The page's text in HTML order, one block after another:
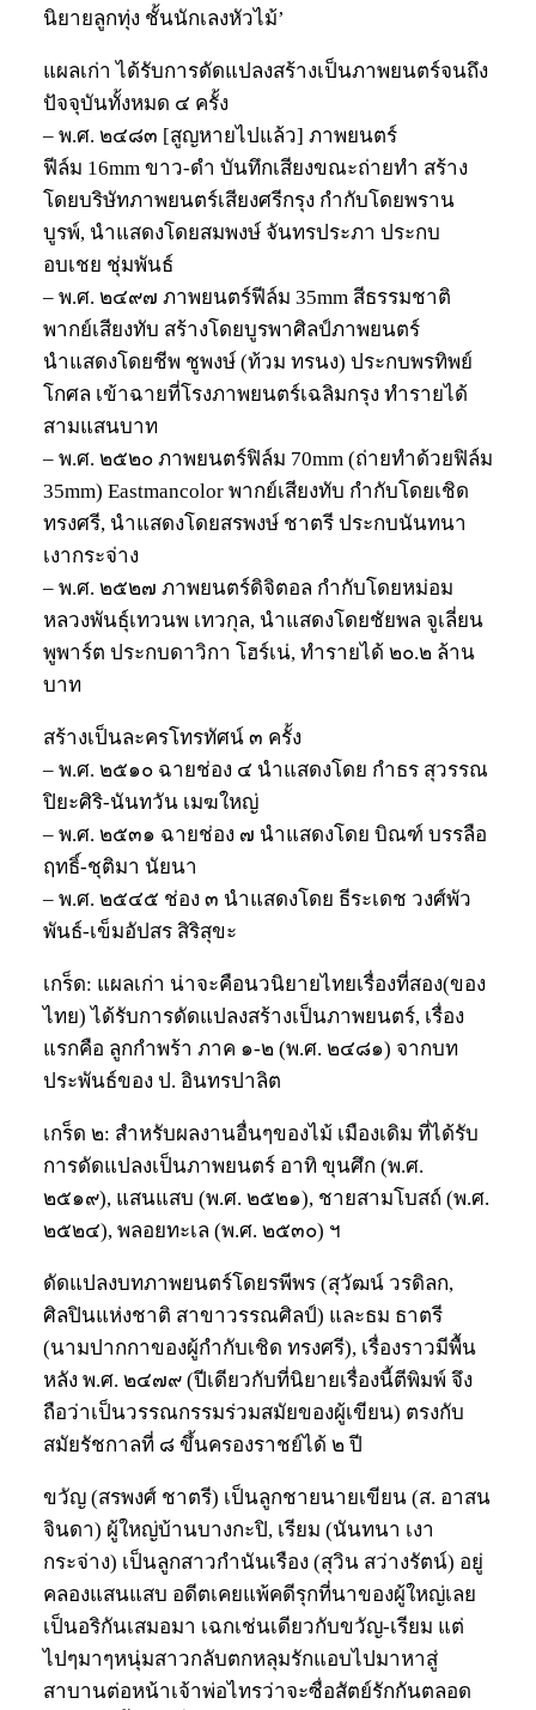
นิยายลูกทุ่ง ชั้นนักเลงหัวไม้’
แผลเก่า ได้รับการดัดแปลงสร้างเป็นภาพยนตร์จนถึง
ปัจจุบันทั้งหมด ๔ ครั้ง
– พ.ศ. ๒๔๘๓ [สูญหายไปแล้ว] ภาพยนตร์
ฟีล์ม 16mm ขาว-ดำ บันทึกเสียงขณะถ่ายทำ สร้าง
โดยบริษัทภาพยนตร์เสียงศรีกรุง กำกับโดยพราน
บูรพ์, นำแสดงโดยสมพงษ์ จันทรประภา ประกบ
อบเชย ชุ่มพันธ์
– พ.ศ. ๒๔๙๗ ภาพยนตร์ฟีล์ม 35mm สีธรรมชาติ
พากย์เสียงทับ สร้างโดยบูรพาศิลป์ภาพยนตร์
นำแสดงโดยชีพ ชูพงษ์ (ท้วม ทรนง) ประกบพรทิพย์
โกศล เข้าฉายที่โรงภาพยนตร์เฉลิมกรุง ทำรายได้
สามแสนบาท
– พ.ศ. ๒๕๒๐ ภาพยนตร์ฟิล์ม 70mm (ถ่ายทำด้วยฟิล์ม
35mm) Eastmancolor พากย์เสียงทับ กำกับโดยเชิด
ทรงศรี, นำแสดงโดยสรพงษ์ ชาตรี ประกบนันทนา
เงากระจ่าง
– พ.ศ. ๒๕๒๗ ภาพยนตร์ดิจิตอล กำกับโดยหม่อม
หลวงพันธุ์เทวนพ เทวกุล, นำแสดงโดยชัยพล จูเลี่ยน
พูพาร์ต ประกบดาวิกา โฮร์เน่, ทำรายได้ ๒๐.๒ ล้าน
บาท
สร้างเป็นละครโทรทัศน์ ๓ ครั้ง
– พ.ศ. ๒๕๑๐ ฉายช่อง ๔ นำแสดงโดย กำธร สุวรรณ
ปิยะศิริ-นันทวัน เมฆใหญ่
– พ.ศ. ๒๕๓๑ ฉายช่อง ๗ นำแสดงโดย บิณฑ์ บรรลือ
ฤทธิ์-ชุติมา นัยนา
– พ.ศ. ๒๕๔๕ ช่อง ๓ นำแสดงโดย ธีระเดช วงศ์พัว
พันธ์-เข็มอัปสร สิริสุขะ
เกร็ด: แผลเก่า น่าจะคือนวนิยายไทยเรื่องที่สอง(ของ
ไทย) ได้รับการดัดแปลงสร้างเป็นภาพยนตร์, เรื่อง
แรกคือ ลูกกำพร้า ภาค ๑-๒ (พ.ศ. ๒๔๘๑) จากบท
ประพันธ์ของ ป. อินทรปาลิต
เกร็ด ๒: สำหรับผลงานอื่นๆของไม้ เมืองเดิม ที่ได้รับ
การดัดแปลงเป็นภาพยนตร์ อาทิ ขุนศึก (พ.ศ.
๒๕๑๙), แสนแสบ (พ.ศ. ๒๕๒๑), ชายสามโบสถ์ (พ.ศ.
๒๕๒๔), พลอยทะเล (พ.ศ. ๒๕๓๐) ฯ
ดัดแปลงบทภาพยนตร์โดยรพีพร (สุวัฒน์ วรดิลก,
ศิลปินแห่งชาติ สาขาวรรณศิลป์) และธม ธาตรี
(นามปากกาของผู้กำกับเชิด ทรงศรี), เรื่องราวมีพื้น
หลัง พ.ศ. ๒๔๗๙ (ปีเดียวกับที่นิยายเรื่องนี้ตีพิมพ์ จึง
ถือว่าเป็นวรรณกรรมร่วมสมัยของผู้เขียน) ตรงกับ
สมัยรัชกาลที่ ๘ ขึ้นครองราชย์ได้ ๒ ปี
ขวัญ (สรพงศ์ ชาตรี) เป็นลูกชายนายเขียน (ส. อาสน
จินดา) ผู้ใหญ่บ้านบางกะปิ, เรียม (นันทนา เงา
กระจ่าง) เป็นลูกสาวกำนันเรือง (สุวิน สว่างรัตน์) อยู่
คลองแสนแสบ อดีตเคยแพ้คดีรุกที่นาของผู้ใหญ่เลย
เป็นอริกันเสมอมา เฉกเช่นเดียวกับขวัญ-เรียม แต่
ไปๆมาๆหนุ่มสาวกลับตกหลุมรักแอบไปมาหาสู่
สาบานต่อหน้าเจ้าพ่อไทรว่าจะซื่อสัตย์รักกันตลอด